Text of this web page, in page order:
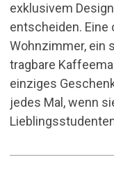
exklusivem
entscheiden. Eine
Wohnzimmer, ein
tragbare
einziges
jedes Mal, wenn